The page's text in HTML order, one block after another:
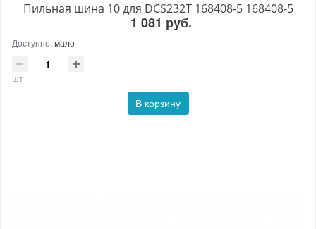
Пильная шина 10 для DCS232T 168408-5 168408-5
1 081 руб.
Доступно:мало
шт
В корзину